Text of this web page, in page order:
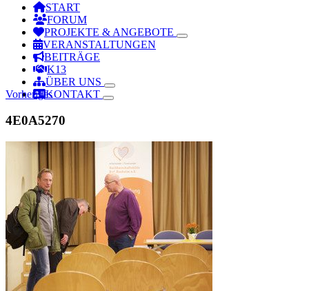
START
FORUM
PROJEKTE & ANGEBOTE
VERANSTALTUNGEN
BEITRÄGE
K13
ÜBER UNS
KONTAKT
Vorheriges
4E0A5270